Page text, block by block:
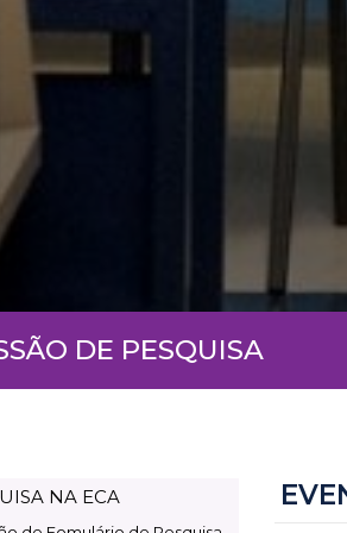
DE PESQUISA
NA ECA